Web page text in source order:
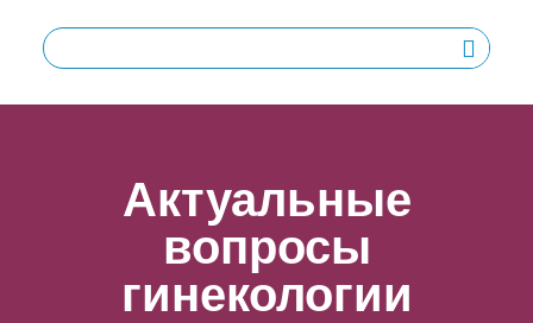
Актуальные
вопросы
гинекологии